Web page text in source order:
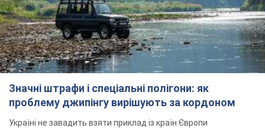
Значні штрафи і спеціальні полігони: як
проблему джипінгу вирішують за кордоном
Україні не завадить взяти приклад із країн Європи